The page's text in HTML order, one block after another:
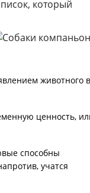
который
животного в
ценность,
способны
учатся